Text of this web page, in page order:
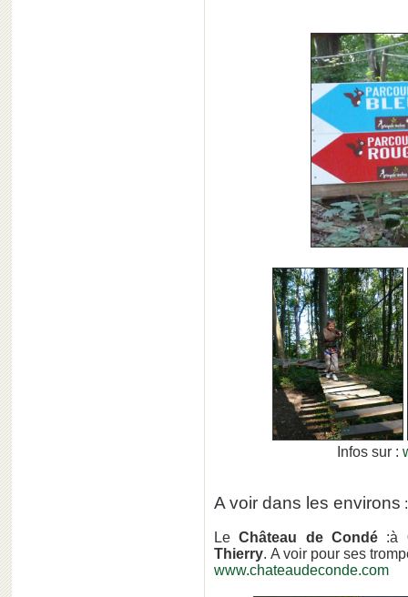
Infos sur :
A voir dans les environs :
LeChâteau de Condé :à
Thierry. A voir pour ses
www.chateaudeconde.com